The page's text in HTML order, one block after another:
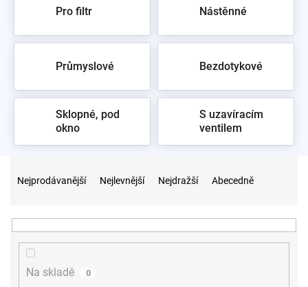
vodovodních bateriích , k umyvadlu se hodíumyvadlové
Pro filtr Nástěnné
Průmyslové Bezdotykové
Sklopné, pod
okno
S uzavíracím
ventilem
n
Nejprodávanější Nejlevnější Nejdražší Abecedně
Na skladě 0